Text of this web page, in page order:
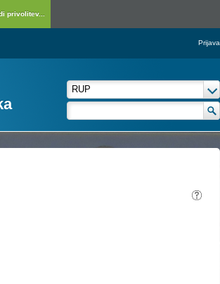
privolitev...
Prijava